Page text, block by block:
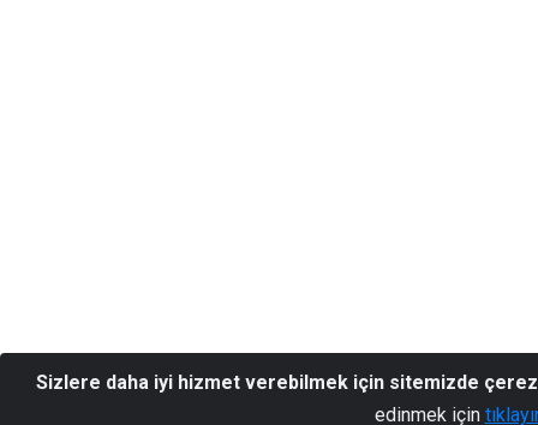
Sizlere daha iyi hizmet verebilmek için sitemizde
edinmek için